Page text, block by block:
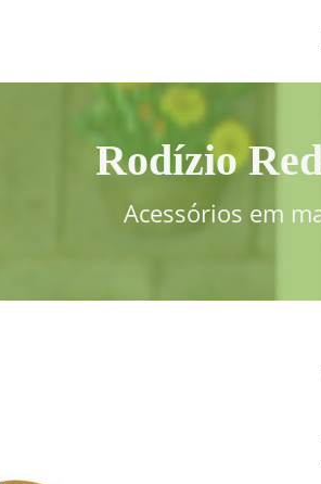
Rodízio
Acessórios em